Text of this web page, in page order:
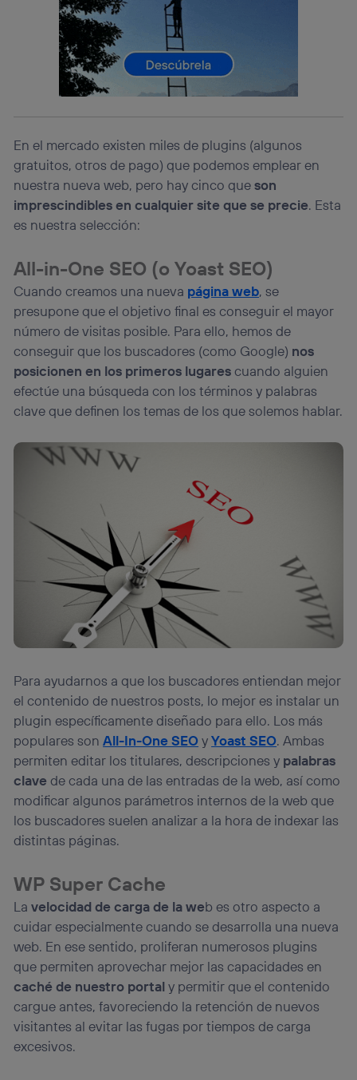
En el mercado existen miles de plugins (algunos
gratuitos, otros de pago) que podemos emplear en
nuestra nueva web, pero hay cinco queson
imprescindibles en cualquier site que se precie. Esta
es nuestra selección:
All-in-One SEO (o Yoast SEO)
Cuando creamos una nueva página web, se
presupone que el objetivo final es conseguir el mayor
número de visitas posible. Para ello, hemos de
conseguir que los buscadores (como Google) nos
posicionen en los primeros lugarescuando alguien
efectúe una búsqueda con los términos y palabras
clave que definen los temas de los que solemos hablar.
Para ayudarnos a que los buscadores entiendan mejor
el contenido de nuestros posts, lo mejor es instalar un
plugin específicamente diseñado para ello. Los más
populares sonAll-In-One SEO yYoast SEO. Ambas
permiten editar los titulares, descripciones y palabras
clave de cada una de las entradas de la web, así como
modificar algunos parámetros internos de la web que
los buscadores suelen analizar a la hora de indexar las
distintas páginas.
WP Super Cache
Lavelocidad de carga de la web es otro aspecto a
cuidar especialmente cuando se desarrolla una nueva
web. En ese sentido, proliferan numerosos plugins
que permiten aprovechar mejor las capacidades en
caché de nuestro portaly permitir que el contenido
cargue antes, favoreciendo la retención de nuevos
visitantes al evitar las fugas por tiempos de carga
excesivos.
La tecnología utiliza un identificador cifrado creado por tu
operadora de telefonía
, utilizando tu dirección IP y otra
información de la cuenta de cliente de
telecomunicaciones vinculada a la conexión que utilizas
(p. ej., número de teléfono móvil).
Este identificador se asigna a la conexión de internet, por
identificador. Típicamente:
Si utilizas unaconexión de banda ancha(p. ej., Wi-Fi),
el marketing o análisis se realizará en función de las
actividades de navegación de los miembros del hogar
que hayan dado su consentimiento.
Si utilizasdatos móviles
navegación del usuario del móvil.
Puedes gestionar los consentimientos Utiq seleccionando
“Administrar Utiq” en la parte inferior de esta página web o
visitando el portal de privacidad de Utiq
(“consenthub”). Para más información, consulta
política de privacidad de Utiq